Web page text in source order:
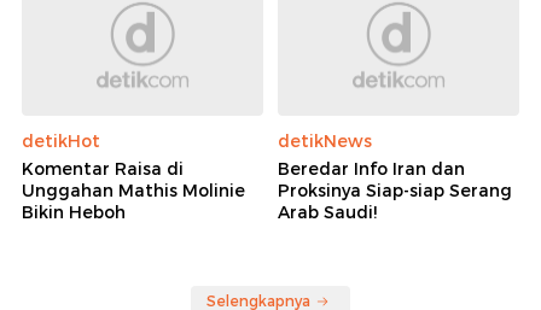
detikHot
Komentar Raisa di
Unggahan Mathis Molinie
Bikin Heboh
detikNews
Beredar Info Iran dan
Proksinya Siap-siap Serang
Arab Saudi!
Selengkapnya